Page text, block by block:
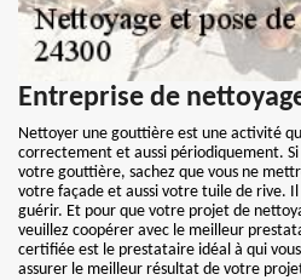
Entreprise de
Nettoyer une gouttière est une activité
correctement et aussi périodiquement.
votre gouttière, sachez que vous ne
votre façade et aussi votre tuile de rive.
guérir. Et pour que votre projet de
veuillez coopérer avec le meilleur
certifiée est le prestataire idéal à qui
assurer le meilleur résultat de votre